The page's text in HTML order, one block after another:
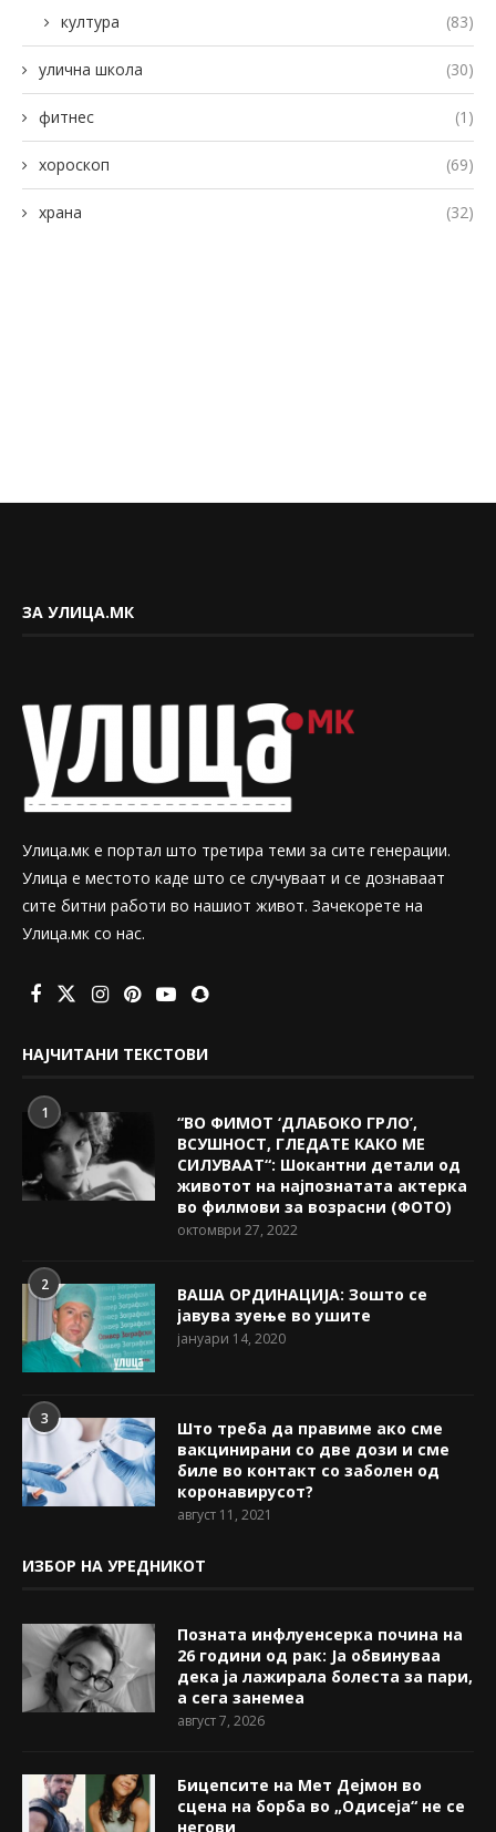
култура (83)
улична школа (30)
фитнес (1)
хороскоп (69)
храна (32)
ЗА УЛИЦА.МК
Улица.мк е портал што третира теми за сите генерации.
Улица е местото каде што се случуваат и се дознаваат
сите битни работи во нашиот живот. Зачекорете на
Улица.мк со нас.
НАЈЧИТАНИ ТЕКСТОВИ
1
“ВО ФИМОТ ‘ДЛАБОКО ГРЛО’,
ВСУШНОСТ, ГЛЕДАТЕ КАКО МЕ
СИЛУВААТ“: Шокантни детали од
животот на најпознатата актерка
во филмови за возрасни (ФОТО)
октомври 27, 2022
2
ВАША ОРДИНАЦИЈА: Зошто се
јавува зуење во ушите
јануари 14, 2020
3
Што треба да правиме ако сме
вакцинирани со две дози и сме
биле во контакт со заболен од
коронавирусот?
август 11, 2021
ИЗБОР НА УРЕДНИКОТ
Позната инфлуенсерка почина на
26 години од рак: Ја обвинуваа
дека ја лажирала болеста за пари,
а сега занемеа
август 7, 2026
Бицепсите на Мет Дејмон во
сцена на борба во „Одисеја“ не се
негови